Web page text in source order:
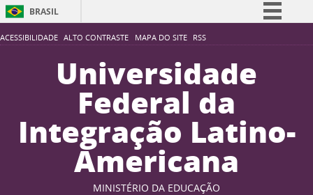
ACESSIBILIDADE ALTO CONTRASTE MAPA DO SITE RSS
BRASIL
Simplifique!
Participe
Acesso à informação
Legislação
Canais
Universidade
Federal da
Integração Latino-
Americana
MINISTÉRIO DA EDUCAÇÃO